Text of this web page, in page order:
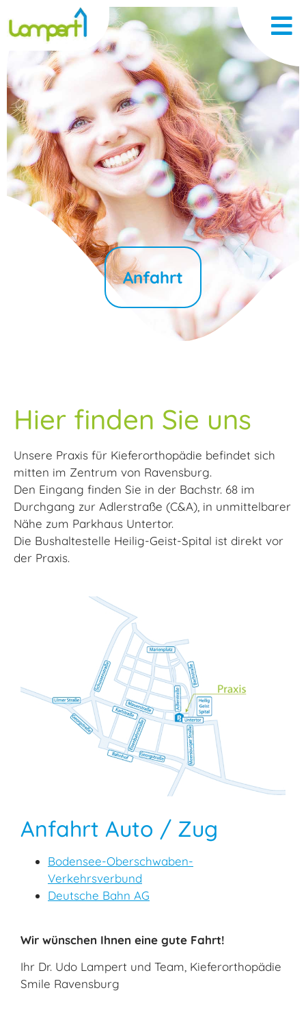
Anfahrt
Hier finden Sie uns
Unsere Praxis für Kieferorthopädie befindet sich
mitten im Zentrum von Ravensburg.
Den Eingang finden Sie in der Bachstr. 68 im
Durchgang zur Adlerstraße (C&A), in unmittelbarer
Nähe zum Parkhaus Untertor.
Die Bushaltestelle Heilig-Geist-Spital ist direkt vor
der Praxis.
Anfahrt Auto / Zug
Bodensee-Oberschwaben-
Verkehrsverbund
Deutsche Bahn AG
Wir wünschen Ihnen eine gute Fahrt!
Ihr Dr. Udo Lampert und Team, Kieferorthopädie
Smile Ravensburg